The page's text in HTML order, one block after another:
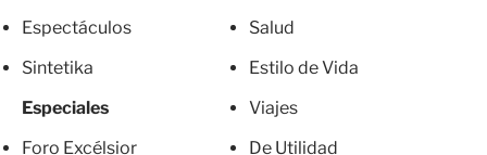
Espectáculos
Sintetika
Especiales
Foro Excélsior
Salud
Estilo de Vida
Viajes
De Utilidad